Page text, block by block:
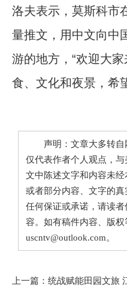
洛夫表示，莫斯科市
量推文，用中文向中
游的地方，“欢迎大
食、文化和夜景，希
声明：文章大多转自
仅代表作者个人观点，
文中陈述文字和内容未
或者部分内容、文字的
任何保证或承诺，请读
容。如有稿件内容、版权
uscntv@outlook.com。
上一篇： 统战赋能田园文旅